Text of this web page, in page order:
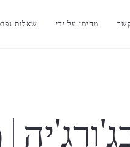
שאלות מהימן על ידי